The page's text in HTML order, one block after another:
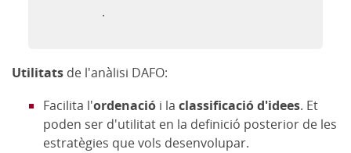
.
Utilitats de l'anàlisi DAFO:
Facilita l'ordenació i la classificació d'idees. Et
poden ser d'utilitat en la definició posterior de les
estratègies que vols desenvolupar.